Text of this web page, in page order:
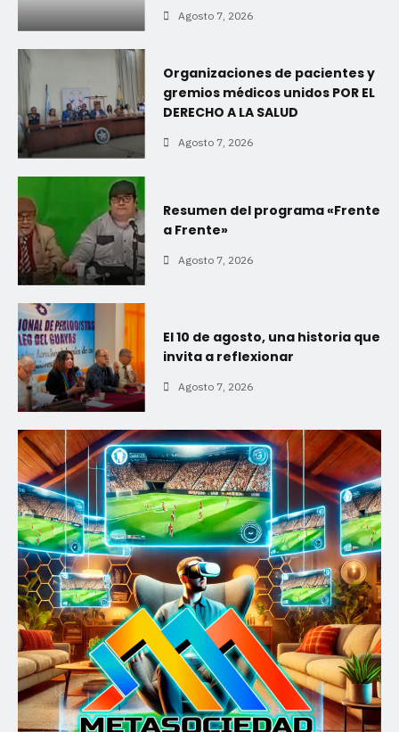
Agosto 7, 2026
Organizaciones de pacientes y
gremios médicos unidos POR EL
DERECHO A LA SALUD
Agosto 7, 2026
Resumen del programa «Frente
a Frente»
Agosto 7, 2026
El 10 de agosto, una historia que
invita a reflexionar
Agosto 7, 2026